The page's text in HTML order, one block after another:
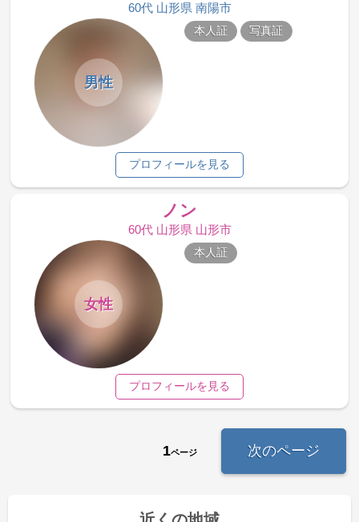
60代 山形県 南陽市
男性
本人証 写真証
プロフィールを見る
ノン
60代 山形県 山形市
女性
本人証
プロフィールを見る
1ページ 次のページ